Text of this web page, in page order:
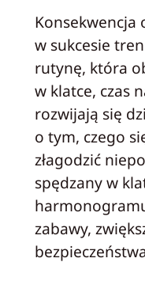
Konsekwencja
w sukcesie
rutynę, która
w klatce, czas
rozwijają się
o tym, czego
złagodzić
spędzany w
zabawy,